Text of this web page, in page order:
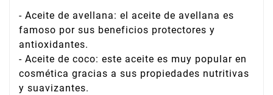
- Aceite de avellana: el aceite de avellana es
famoso por sus beneficios protectores y
antioxidantes.
- Aceite de coco: este aceite es muy popular en
cosmética gracias a sus propiedades nutritivas
y suavizantes.